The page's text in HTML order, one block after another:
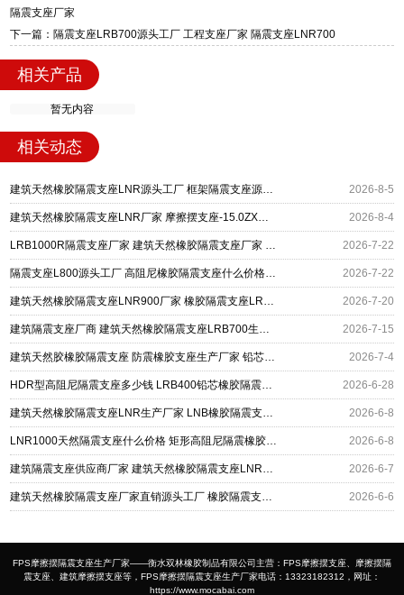
迎宾大街 9 号，厂家电话：13323182312。
隔震支座厂家
下一篇：隔震支座LRB700源头工厂 工程支座厂家 隔震支座LNR700
相关产品
暂无内容
相关动态
建筑天然橡胶隔震支座LNR源头工厂 框架隔震支座源头工厂 建筑高阻尼减橡胶隔震支座厂家 2026-8-5
建筑天然橡胶隔震支座LNR厂家 摩擦摆支座-15.0ZX支座的生产厂家 建筑工程用隔震支座多少钱 2026-8-4
LRB1000R隔震支座厂家 建筑天然橡胶隔震支座厂家 铅芯防震支座定制 2026-7-22
隔震支座L800源头工厂 高阻尼橡胶隔震支座什么价格 建筑天然橡胶隔震支座 2026-7-22
建筑天然橡胶隔震支座LNR900厂家 橡胶隔震支座LRB500厂家 摩擦摆支座定制厂家 2026-7-20
建筑隔震支座厂商 建筑天然橡胶隔震支座LRB700生产厂家 减震隔震橡胶支座厂家 2026-7-15
建筑天然胶橡胶隔震支座 防震橡胶支座生产厂家 铅芯建筑隔震支座厂家 2026-7-4
HDR型高阻尼隔震支座多少钱 LRB400铅芯橡胶隔震支座生产厂家 建筑天然隔震支座 2026-6-28
建筑天然橡胶隔震支座LNR生产厂家 LNB橡胶隔震支座 LRB500隔震支座源头工厂 2026-6-8
LNR1000天然隔震支座什么价格 矩形高阻尼隔震橡胶支座 建筑天然橡胶隔震支座(LNR) 2026-6-8
建筑隔震支座供应商厂家 建筑天然橡胶隔震支座LNR900生产厂家 隔震支座I型生产厂家 2026-6-7
建筑天然橡胶隔震支座厂家直销源头工厂 橡胶隔震支座LRB1300 LNR水平力分散型支座厂家电话 2026-6-6
FPS摩擦摆隔震支座生产厂家——衡水双林橡胶制品有限公司主营：FPS摩擦摆支座、摩擦摆隔
震支座、建筑摩擦摆支座等，FPS摩擦摆隔震支座生产厂家电话：13323182312，网址：
https://www.mocabai.com